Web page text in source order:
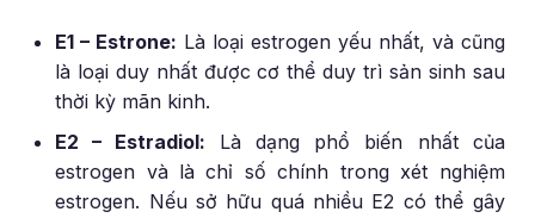
E1 – Estrone: Là loại estrogen yếu nhất, và cũng
là loại duy nhất được cơ thể duy trì sản sinh sau
thời kỳ mãn kinh.
E2 – Estradiol: Là dạng phổ biến nhất của
estrogen và là chỉ số chính trong xét nghiệm
estrogen. Nếu sở hữu quá nhiều E2 có thể gây